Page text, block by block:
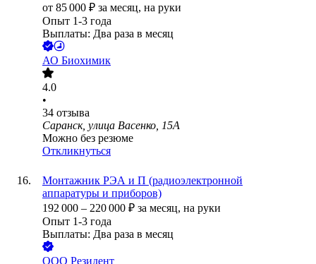
от 85 000 ₽ за месяц, на руки
Опыт 1-3 года
Выплаты: Два раза в месяц
АО Биохимик
4.0
•
34 отзыва
Саранск, улица Васенко, 15А
Можно без резюме
Откликнуться
Монтажник РЭА и П (радиоэлектронной
аппаратуры и приборов)
192 000 – 220 000 ₽ за месяц, на руки
Опыт 1-3 года
Выплаты: Два раза в месяц
ООО Резидент